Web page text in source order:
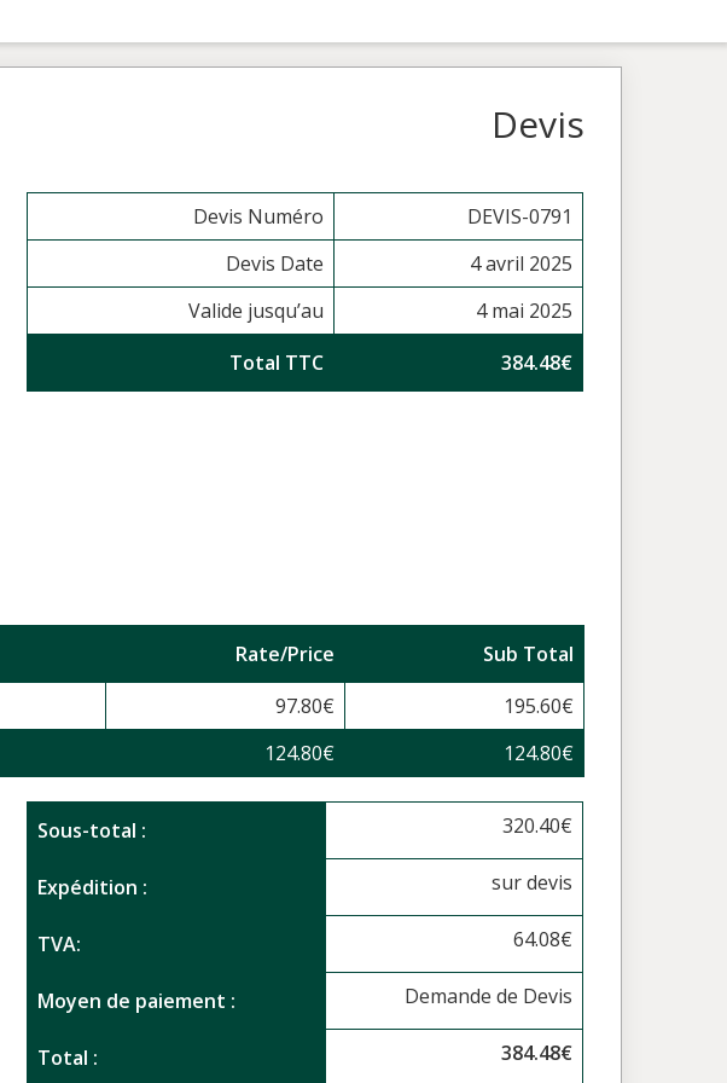
Devis
Devis Numéro
DEVIS-0791
Devis Date
4 avril 2025
Valide jusqu’au
4 mai 2025
Total TTC
384.48€
Rate/Price
Sub Total
97.80€ 195.60€
124.80€ 124.80€
Sous-total : 320.40€
Expédition : sur devis
TVA: 64.08€
Moyen de paiement : Demande de Devis
Total : 384.48€